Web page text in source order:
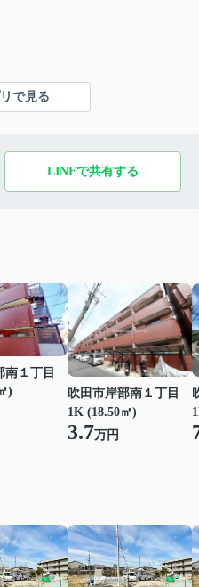
で見る
LINEで共有する
南１丁目
)
吹田市岸部南１丁目
1K (18.50㎡)
3.7万円